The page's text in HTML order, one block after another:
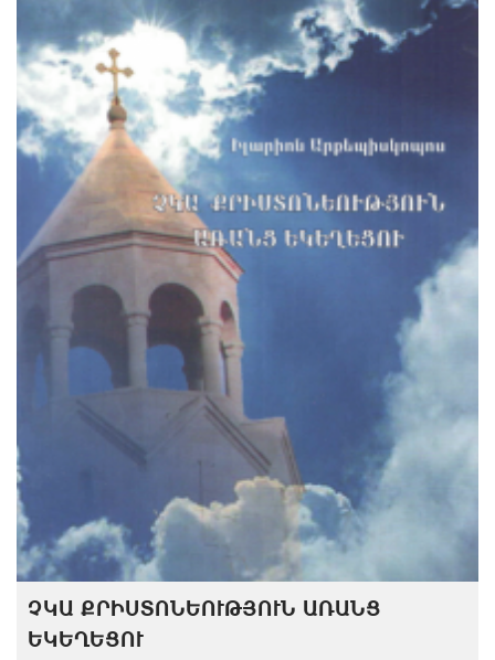
ՉԿԱ ՔՐԻՍՏՈՆԵՈՒԹՅՈՒՆ ԱՌԱՆՑ
ԵԿԵՂԵՑՈՒ